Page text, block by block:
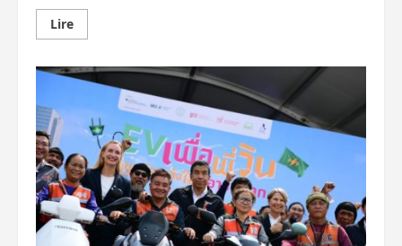
LireEn
savoir
La
Venise
l’Orient
mise
sur
ses
canaux
pour
devenir
une
ville
plus
agréable